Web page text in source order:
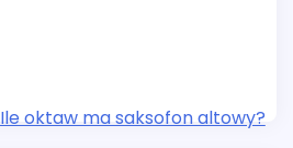
Ile oktaw ma saksofon altowy?